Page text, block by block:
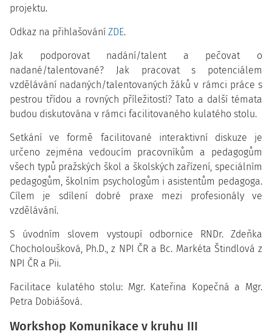
projektu.
Odkaz na přihlašování ZDE.
Jak podporovat nadání/talent a pečovat o
nadané/talentované? Jak pracovat s potenciálem
vzdělávání nadaných/talentovaných žáků v rámci práce s
pestrou třídou a rovných příležitostí? Tato a další témata
budou diskutována v rámci facilitovaného kulatého stolu.
Setkání ve formě facilitované interaktivní diskuze je
určeno zejména vedoucím pracovníkům a pedagogům
všech typů pražských škol a školských zařízení, speciálním
pedagogům, školním psychologům i asistentům pedagoga.
Cílem je sdílení dobré praxe mezi profesionály ve
vzdělávání.
S úvodním slovem vystoupí odbornice RNDr. Zdeňka
Chocholoušková, Ph.D., z NPI ČR a Bc. Markéta Štindlová z
NPI ČR a Pii.
Facilitace kulatého stolu: Mgr. Kateřina Kopečná a Mgr.
Petra Dobiášová.
Workshop Komunikace v kruhu III